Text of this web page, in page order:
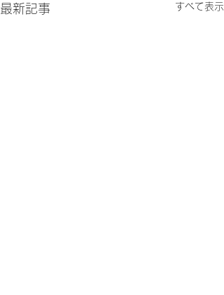
最新記事 すべて表示